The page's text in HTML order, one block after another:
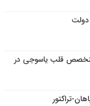
دولت
قلب یاسوجی در
تراکتور